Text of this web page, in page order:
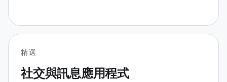
精選
社交與訊息應用程式